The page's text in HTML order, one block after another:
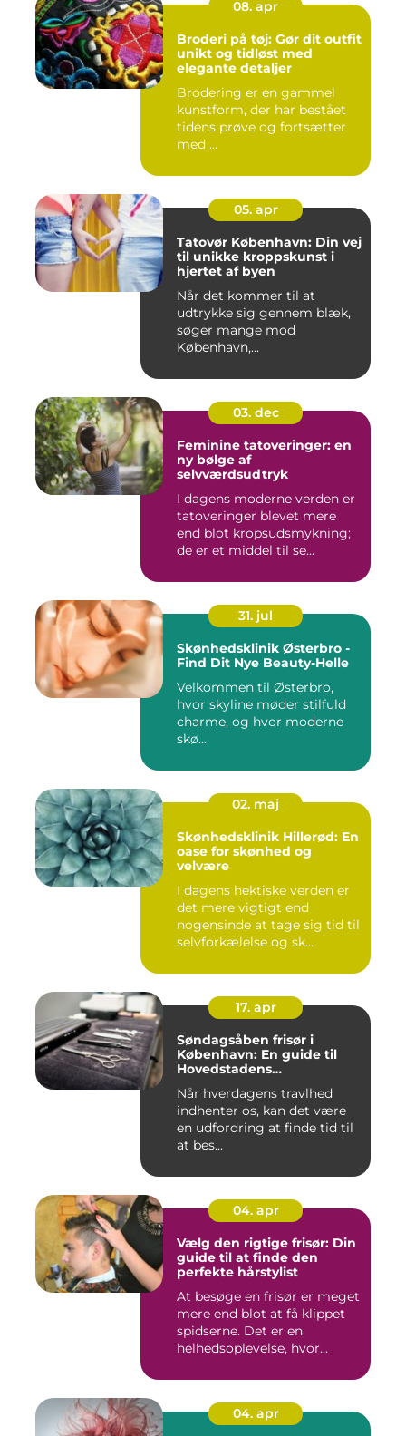
08. apr
Broderi på tøj: Gør dit outfit
unikt og tidløst med
elegante detaljer
Brodering er en gammel
kunstform, der har bestået
tidens prøve og fortsætter
med ...
05. apr
Tatovør København: Din vej
til unikke kroppskunst i
hjertet af byen
Når det kommer til at
udtrykke sig gennem blæk,
søger mange mod
København,...
03. dec
Feminine tatoveringer: en
ny bølge af
selvværdsudtryk
I dagens moderne verden er
tatoveringer blevet mere
end blot kropsudsmykning;
de er et middel til se...
31. jul
Skønhedsklinik Østerbro -
Find Dit Nye Beauty-Helle
Velkommen til Østerbro,
hvor skyline møder stilfuld
charme, og hvor moderne
skø...
02. maj
Skønhedsklinik Hillerød: En
oase for skønhed og
velvære
I dagens hektiske verden er
det mere vigtigt end
nogensinde at tage sig tid til
selvforkælelse og sk...
17. apr
Søndagsåben frisør i
København: En guide til
Hovedstadens
Når hverdagens travlhed
indhenter os, kan det være
en udfordring at finde tid til
at bes...
04. apr
Vælg den rigtige frisør: Din
guide til at finde den
perfekte hårstylist
At besøge en frisør er meget
mere end blot at få klippet
spidserne. Det er en
helhedsoplevelse, hvor...
04. apr